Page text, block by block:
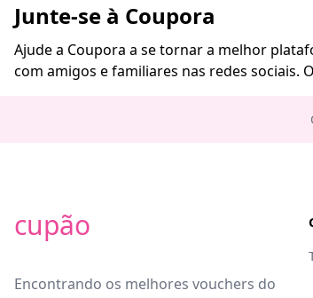
Junte-se à Coupora
Ajude a Coupora a se tornar a melhor
com amigos e familiares nas redes
cupão
Encontrando os melhores vouchers do